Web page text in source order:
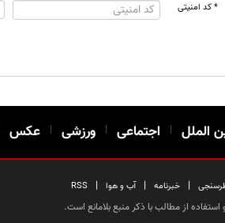
* کد امنیتی
الملل | اجتماعی | ورزشی | عکس
| خبرنامه | آب و هوا |
RSS
از مطالب با ذکر منبع بلامانع است.